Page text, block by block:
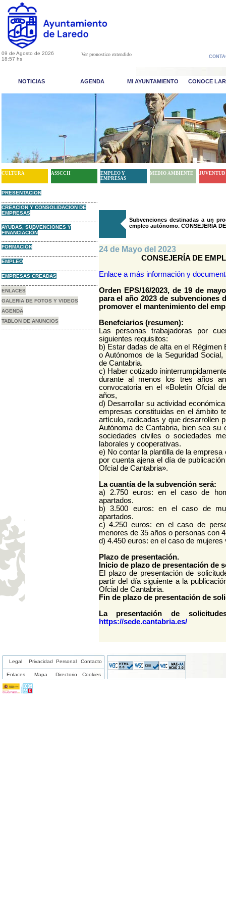
09 de Agosto de 2026
18:57 hs
Ver pronostico extendido
NOTICIAS AGENDA MI AYUNTAMIENTO CONOCE
CULTURA ASSCCII
EMPLEO Y
EMPRESAS
MEDIO AMBIENTE JUVENTUD
PRESENTACION
CREACION Y CONSOLIDACION DE
EMPRESAS
AYUDAS, SUBVENCIONES Y
FINANCIACIÓN
FORMACIÓN
EMPLEO
EMPRESAS CREADAS
ENLACES
GALERIA DE FOTOS Y VIDEOS
AGENDA
TABLON DE ANUNCIOS
Subvenciones destinadas a un
empleo autónomo. CONSEJERÍA
24 de Mayo del 2023
CONSEJERÍA DE
Enlace a más información y
Orden EPS/16/2023, de 19 de
para el año 2023 de subvenciones
promover el mantenimiento del
Benefciarios (resumen):
Las personas trabajadoras por
siguientes requisitos:
b) Estar dadas de alta en el
o Autónomos de la Seguridad
de Cantabria.
c) Haber cotizado
durante al menos los tres años
convocatoria en el «Boletín Ofcial
años,
d) Desarrollar su actividad
empresas constituidas en el ámbito
artículo, radicadas y que desarrollen
Autónoma de Cantabria, bien sea su
sociedades civiles o sociedades
laborales y cooperativas.
e) No contar la plantilla de la
por cuenta ajena el día de
Ofcial de Cantabria».
La cuantía de la subvención será:
a) 2.750 euros: en el caso de
apartados.
b) 3.500 euros: en el caso de
apartados.
c) 4.250 euros: en el caso de
menores de 35 años o personas con
d) 4.450 euros: en el caso de
Plazo de presentación.
Inicio de plazo de presentación de
El plazo de presentación de
partir del día siguiente a la
Ofcial de Cantabria.
Fin de plazo de presentación de
La presentación de
https://sede.cantabria.es/
Legal Privacidad Personal Contacto
Enlaces Mapa Directorio Cookies